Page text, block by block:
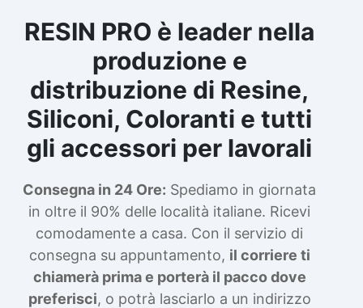
RESIN PRO è leader nella
produzione e
distribuzione di Resine,
Siliconi, Coloranti e tutti
gli accessori per lavorali
Consegna in 24 Ore: Spediamo in giornata
in oltre il 90% delle località italiane. Ricevi
comodamente a casa. Con il servizio di
consegna su appuntamento, il corriere ti
chiamerà prima e porterà il pacco dove
preferisci, o potrà lasciarlo a un indirizzo